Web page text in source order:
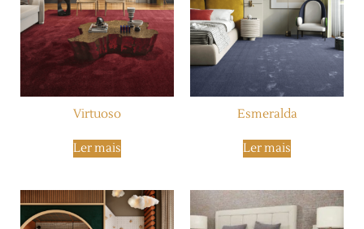
Virtuoso
Ler mais
Esmeralda
Ler mais